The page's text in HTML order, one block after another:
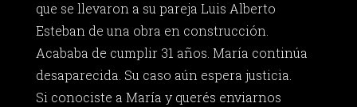
que se llevaron a su pareja Luis Alberto
Esteban de una obra en construcción.
Acababa de cumplir 31 años. María continúa
desaparecida. Su caso aún espera justicia.
Si conociste a María y querés enviarnos